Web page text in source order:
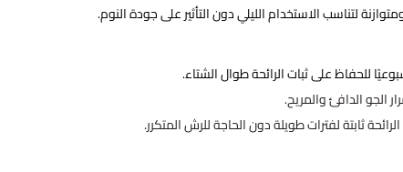
لتناسب الاستخدام الليلي دون التأثير على جودة النوم.
للحفاظ على ثبات الرائحة طوال الشتاء.
الجو الدافئ والمريح.
ثابتة لفترات طويلة دون الحاجة للرش المتكرر.